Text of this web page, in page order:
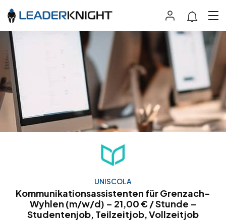
UNISCOLA
Kommunikationsassistenten für Grenzach-
Wyhlen (m/w/d) – 21,00 € / Stunde –
Studentenjob, Teilzeitjob, Vollzeitjob